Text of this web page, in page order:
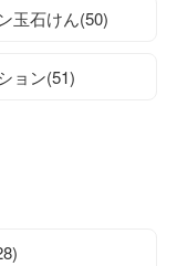
玉石けん(50)
ョン(51)